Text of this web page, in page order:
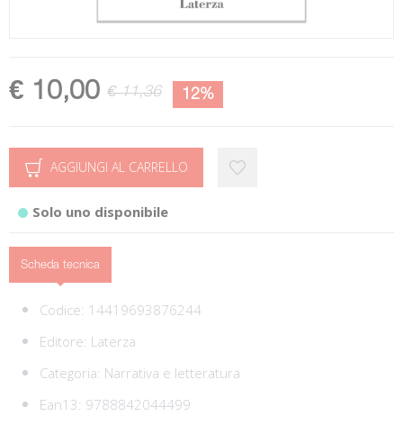
€ 10,00 € 11,36 12%
AGGIUNGI AL CARRELLO
Solo uno disponibile
Scheda tecnica
Codice: 14419693876244
Editore: Laterza
Categoria: Narrativa e letteratura
Ean13: 9788842044499